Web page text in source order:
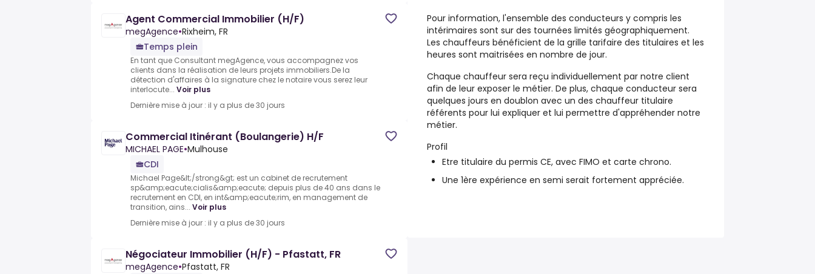
Agent Commercial Immobilier (H/F)
megAgence•Rixheim, FR
Temps plein
En tant que Consultant megAgence, vous accompagnez vos
clients dans la réalisation de leurs projets immobiliers.De la
détection d'affaires à la signature chez le notaire vous serez leur
interlocute... Voir plus
Dernière mise à jour : il y a plus de 30 jours
Commercial Itinérant (Boulangerie) H/F
MICHAEL PAGE•Mulhouse
CDI
Michael Page&lt;/strong&gt; est un cabinet de recrutement
sp&amp;eacute;cialis&amp;eacute; depuis plus de 40 ans dans le
recrutement en CDI, en int&amp;eacute;rim, en management de
transition, ains... Voir plus
Dernière mise à jour : il y a plus de 30 jours
Négociateur Immobilier (H/F) - Pfastatt, FR
megAgence•Pfastatt, FR
Pour information, l'ensemble des conducteurs y compris les
intérimaires sont sur des tournées limités géographiquement.
Les chauffeurs bénéficient de la grille tarifaire des titulaires et les
heures sont maitrisées en nombre de jour.
Chaque chauffeur sera reçu individuellement par notre client
afin de leur exposer le métier. De plus, chaque conducteur sera
quelques jours en doublon avec un des chauffeur titulaire
référents pour lui expliquer et lui permettre d'appréhender notre
métier.
Profil
Etre titulaire du permis CE, avec FIMO et carte chrono.
Une 1ère expérience en semi serait fortement appréciée.